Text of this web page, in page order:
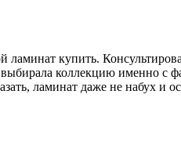
ламинат купить.
выбирала коллекцию именно
ламинат даже не набух